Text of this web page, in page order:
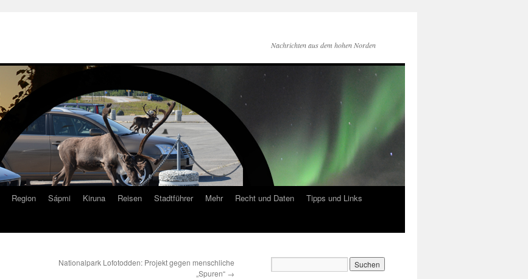
Nachrichten aus dem hohen Norden
Region Sápmi Kiruna Reisen Stadtführer Mehr Recht und Daten
Tipps und Links
Nationalpark Lofotodden: Projekt gegen menschliche
„Spuren“ →